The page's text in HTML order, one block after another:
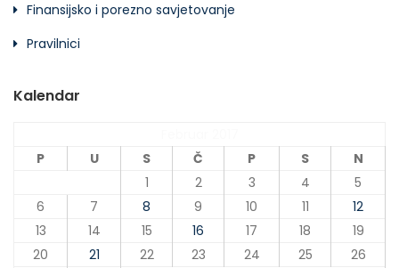
Finansijsko i porezno savjetovanje
Pravilnici
Kalendar
P
U S Č P S
N
1
2 3 4
5
6
7 8 9 10 11
12
13
14 15 16 17 18
19
20
21 22 23 24 25 26